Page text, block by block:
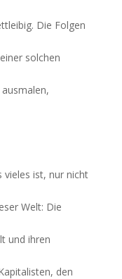
Die Folgen
solchen
vieles ist, nur nicht
Welt: Die
und ihren
den